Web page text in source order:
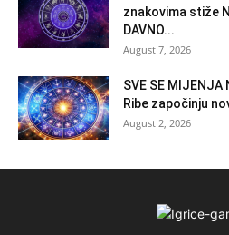
znakovima stiže
DAVNO...
August 7, 2026
SVE SE
Ribe započinju
August 2, 2026